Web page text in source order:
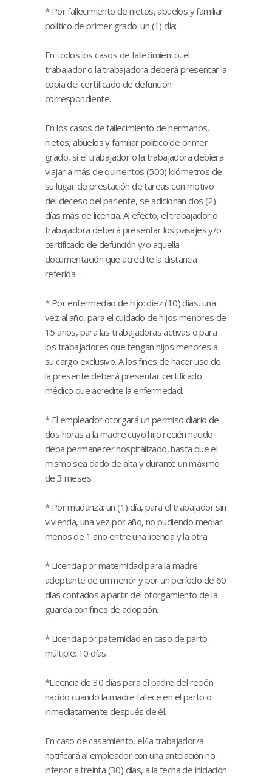
* Por fallecimiento de nietos, abuelos y familiar
político de primer grado: un (1) día;
En todos los casos de fallecimiento, el
trabajador o la trabajadora deberá presentar la
copia del certificado de defunción
correspondiente.
En los casos de fallecimiento de hermanos,
nietos, abuelos y familiar político de primer
grado, si el trabajador o la trabajadora debiera
viajar a más de quinientos (500) kilómetros de
su lugar de prestación de tareas con motivo
del deceso del pariente, se adicionan dos (2)
días más de licencia. Al efecto, el trabajador o
trabajadora deberá presentar los pasajes y/o
certificado de defunción y/o aquella
documentación que acredite la distancia
referida.-
* Por enfermedad de hijo: diez (10) días, una
vez al año, para el cuidado de hijos menores de
15 años, para las trabajadoras activas o para
los trabajadores que tengan hijos menores a
su cargo exclusivo. A los fines de hacer uso de
la presente deberá presentar certificado
médico que acredite la enfermedad.
* El empleador otorgará un permiso diario de
dos horas a la madre cuyo hijo recién nacido
deba permanecer hospitalizado, hasta que el
mismo sea dado de alta y durante un máximo
de 3 meses.
* Por mudanza: un (1) día, para el trabajador sin
vivienda, una vez por año, no pudiendo mediar
menos de 1 año entre una licencia y la otra.
* Licencia por maternidad para la madre
adoptante de un menor y por un período de 60
días contados a partir del otorgamiento de la
guarda con fines de adopción.
* Licencia por paternidad en caso de parto
múltiple: 10 días.
*Licencia de 30 días para el padre del recién
nacido cuando la madre fallece en el parto o
inmediatamente después de él.
En caso de casamiento, el/la trabajador/a
notificará al empleador con una antelación no
inferior a treinta (30) días, a la fecha de iniciación